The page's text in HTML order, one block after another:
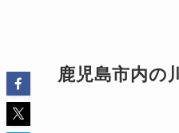
鹿児島市内の